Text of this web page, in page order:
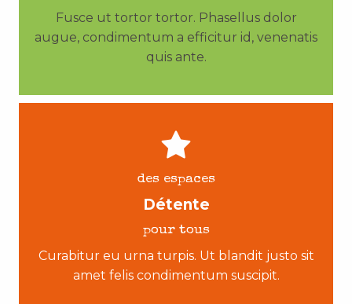
Fusce ut tortor tortor. Phasellus dolor
augue, condimentum a efficitur id, venenatis
quis ante.
des espaces
Détente
pour tous
Curabitur eu urna turpis. Ut blandit justo sit
amet felis condimentum suscipit.